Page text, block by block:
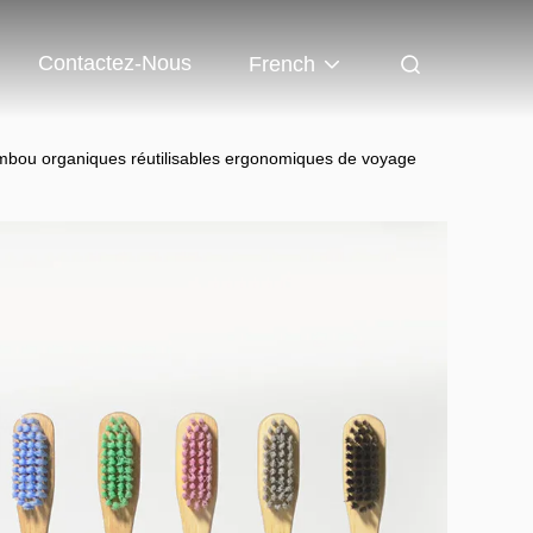
Contactez-Nous French
organiques réutilisables ergonomiques de voyage